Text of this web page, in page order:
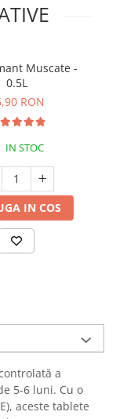
Muscate -
0.5L
RON
IN STOC
IN COS
a
5-6 luni. Cu o
aceste tablete